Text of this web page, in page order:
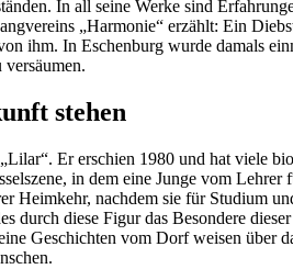
In all seine Werke sind
„Harmonie“ erzählt: Ein
ihm. In Eschenburg wurde damals
stehen
Er erschien 1980 und hat viele
in dem eine Junge vom
Heimkehr, nachdem sie für Studium
durch diese Figur das Be­sondere
Geschichten vom Dorf weisen über